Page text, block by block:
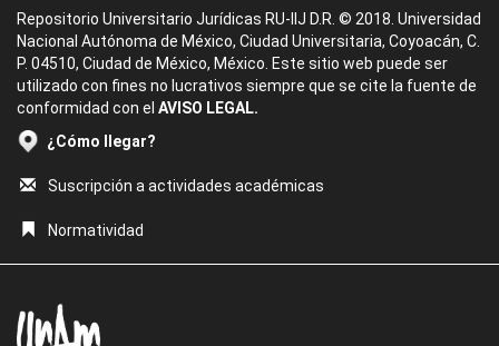
Repositorio Universitario Jurídicas RU-IIJ D.R. © 2018. Universidad
Nacional Autónoma de México, Ciudad Universitaria, Coyoacán, C.
P. 04510, Ciudad de México, México. Este sitio web puede ser
utilizado con fines no lucrativos siempre que se cite la fuente de
conformidad con el AVISO LEGAL.
¿Cómo llegar?
Suscripción a actividades académicas
Normatividad